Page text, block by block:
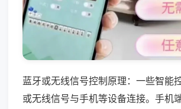
蓝牙或无线信号控制原理：一些智能
或无线信号与手机等设备连接。手机